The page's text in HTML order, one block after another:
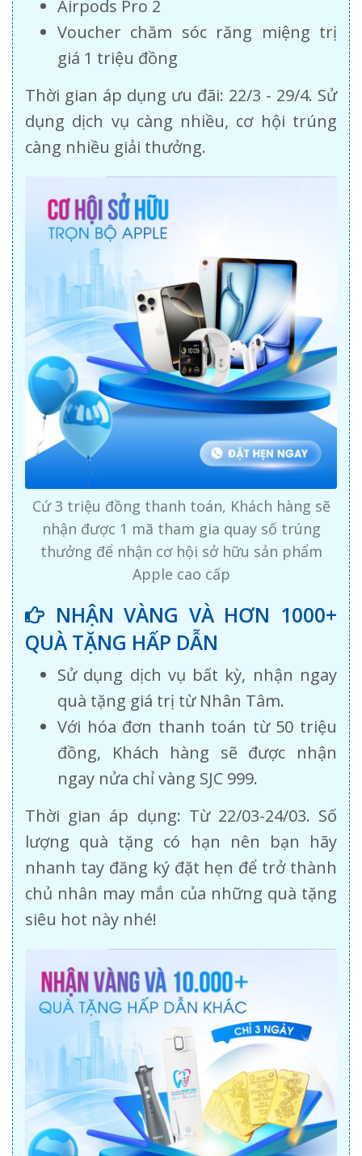
Airpods Pro 2
Voucher chăm sóc răng miệng trị
giá 1 triệu đồng
Thời gian áp dụng ưu đãi: 22/3 - 29/4. Sử
dụng dịch vụ càng nhiều, cơ hội trúng
càng nhiều giải thưởng.
Cứ 3 triệu đồng thanh toán, Khách hàng sẽ
nhận được 1 mã tham gia quay số trúng
thưởng để nhận cơ hội sở hữu sản phẩm
Apple cao cấp
NHẬN VÀNG VÀ HƠN 1000+
QUÀ TẶNG HẤP DẪN
Sử dụng dịch vụ bất kỳ, nhận ngay
quà tặng giá trị từ Nhân Tâm.
Với hóa đơn thanh toán từ 50 triệu
đồng, Khách hàng sẽ được nhận
ngay nửa chỉ vàng SJC 999.
Thời gian áp dụng: Từ 22/03-24/03. Số
lượng quà tặng có hạn nên bạn hãy
nhanh tay đăng ký đặt hẹn để trở thành
chủ nhân may mắn của những quà tặng
siêu hot này nhé!